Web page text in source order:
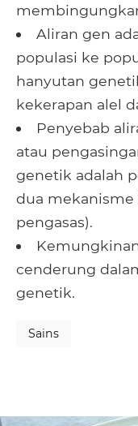
Aliran gen
populasi ke
hanyutan
kekerapan alel
Penyebab
atau
genetik adalah
dua mekanisme
pengasas).
cenderung
genetik.
Sains